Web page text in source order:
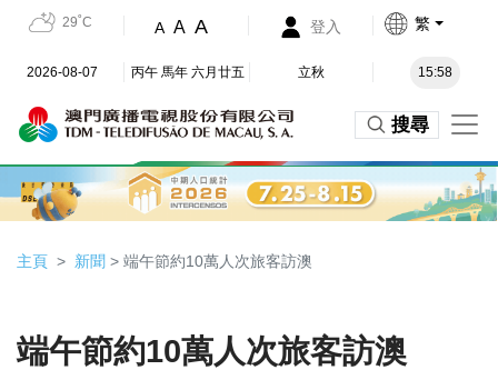
29˚C A A A 登入 繁
2026-08-07 丙午 馬年 六月廿五 立秋 15:58
搜尋
主頁 新聞 > 端午節約10萬人次旅客訪澳
端午節約10萬人次旅客訪澳